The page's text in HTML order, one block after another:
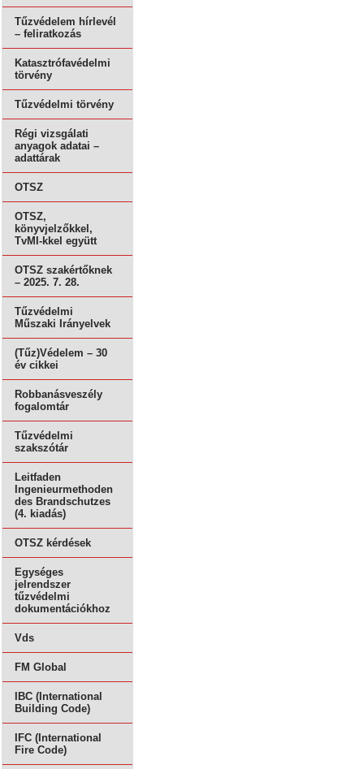
Tűzvédelem hírlevél
– feliratkozás
Katasztrófavédelmi
törvény
Tűzvédelmi törvény
Régi vizsgálati
anyagok adatai –
adattárak
OTSZ
OTSZ,
könyvjelzőkkel,
TvMI-kkel együtt
OTSZ szakértőknek
– 2025. 7. 28.
Tűzvédelmi
Műszaki Irányelvek
(Tűz)Védelem – 30
év cikkei
Robbanásveszély
fogalomtár
Tűzvédelmi
szakszótár
Leitfaden
Ingenieurmethoden
des Brandschutzes
(4. kiadás)
OTSZ kérdések
Egységes
jelrendszer
tűzvédelmi
dokumentációkhoz
Vds
FM Global
IBC (International
Building Code)
IFC (International
Fire Code)